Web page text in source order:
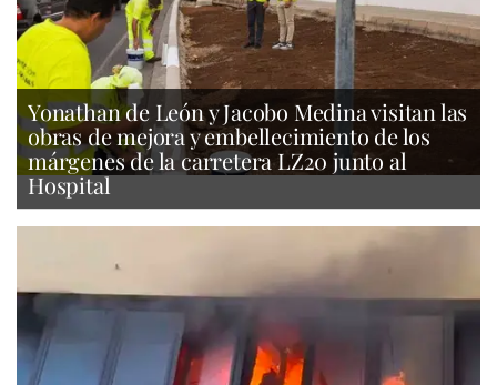
Yonathan de León y Jacobo Medina visitan las
obras de mejora y embellecimiento de los
márgenes de la carretera LZ20 junto al
Hospital